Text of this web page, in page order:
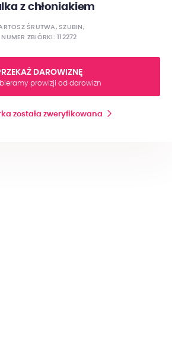
z chłoniakiem
ŚRUTWA, SZUBIN,
NUMER ZBIÓRKI: 112272
DAROWIZNĘ
prowizji od darowizn
została zweryfikowana